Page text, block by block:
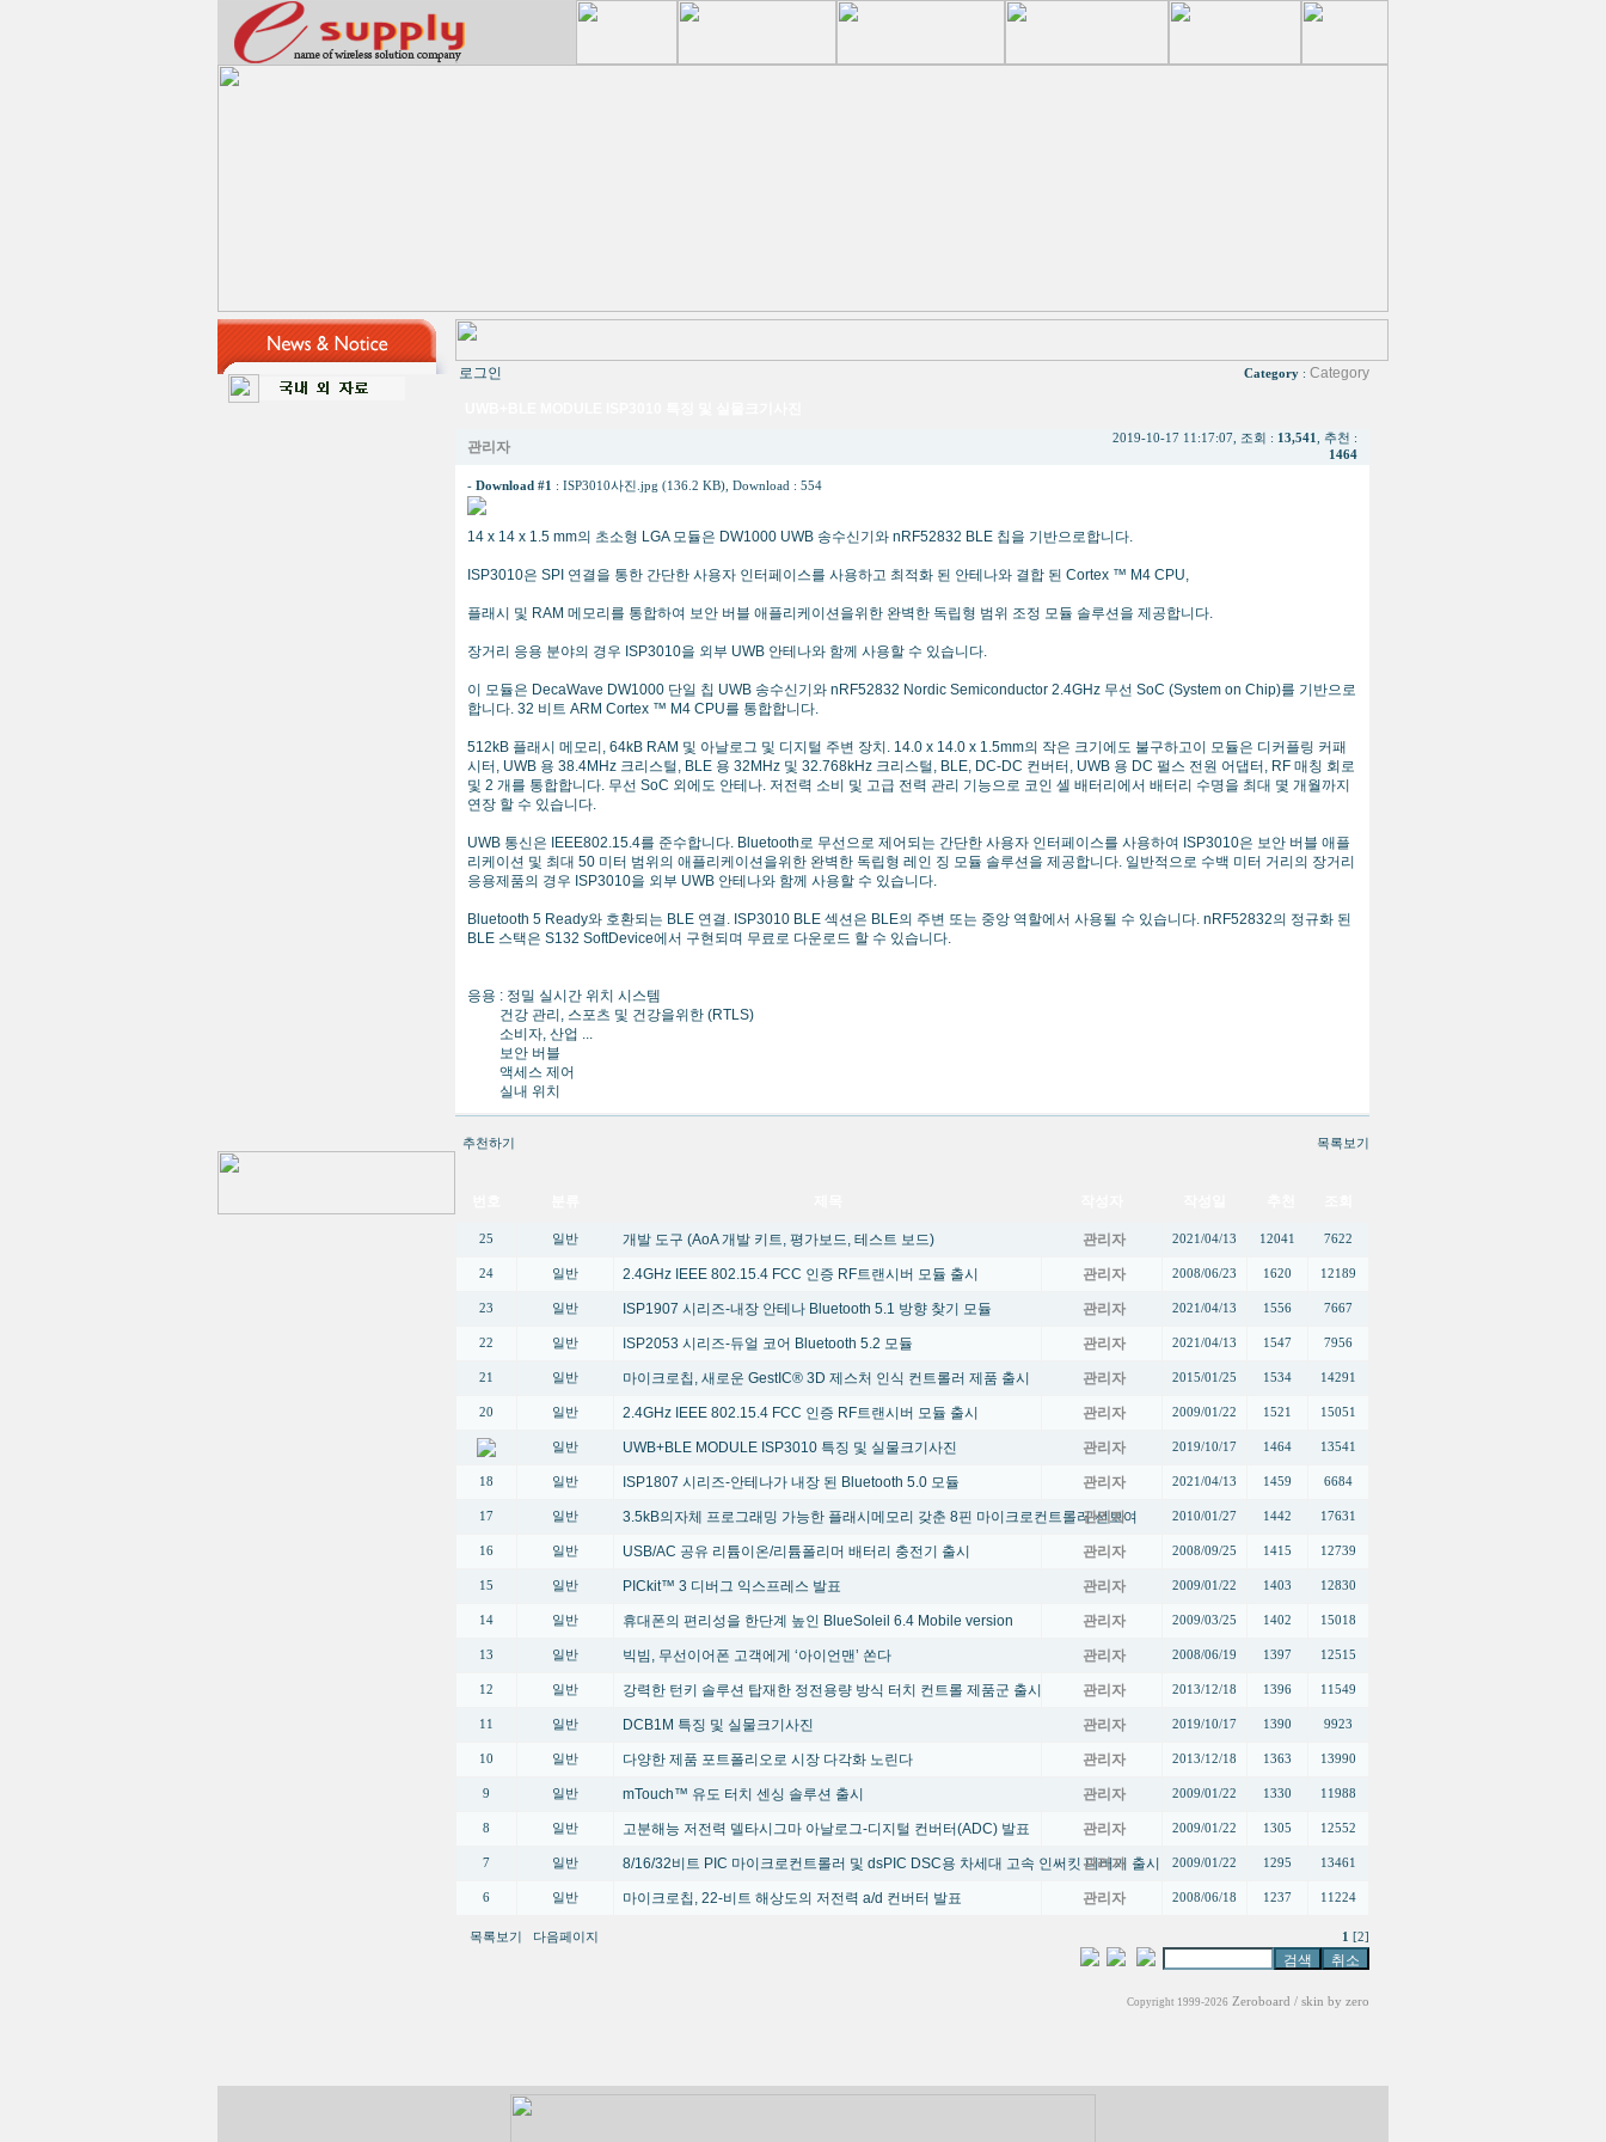
로그인 Category : Category
관리자
2019-10-17 11:17:07, 조회 : 13,541
, 추천 :
1464
- Download #1 : ISP3010사진.jpg (136.2 KB) , Download : 554
14 x 14 x 1.5 mm의 초소형 LGA 모듈은 DW1000 UWB 송수신기와 nRF52832 BLE 칩을 기반으로합니다.
ISP3010은 SPI 연결을 통한 간단한 사용자 인터페이스를 사용하고 최적화 된 안테나와 결합 된 Cortex ™ M4 CPU,
플래시 및 RAM 메모리를 통합하여 보안 버블 애플리케이션을위한 완벽한 독립형 범위 조정 모듈 솔루션을 제공합니다.
장거리 응용 분야의 경우 ISP3010을 외부 UWB 안테나와 함께 사용할 수 있습니다.
이 모듈은 DecaWave DW1000 단일 칩 UWB 송수신기와 nRF52832 Nordic Semiconductor 2.4GHz 무선 SoC (System on Chip)를 기반으로
합니다. 32 비트 ARM Cortex ™ M4 CPU를 통합합니다.
512kB 플래시 메모리, 64kB RAM 및 아날로그 및 디지털 주변 장치. 14.0 x 14.0 x 1.5mm의 작은 크기에도 불구하고이 모듈은 디커플링 커패
시터, UWB 용 38.4MHz 크리스털, BLE 용 32MHz 및 32.768kHz 크리스털, BLE, DC-DC 컨버터, UWB 용 DC 펄스 전원 어댑터, RF 매칭 회로
및 2 개를 통합합니다. 무선 SoC 외에도 안테나. 저전력 소비 및 고급 전력 관리 기능으로 코인 셀 배터리에서 배터리 수명을 최대 몇 개월까지
연장 할 수 있습니다.
UWB 통신은 IEEE802.15.4를 준수합니다. Bluetooth로 무선으로 제어되는 간단한 사용자 인터페이스를 사용하여 ISP3010은 보안 버블 애플
리케이션 및 최대 50 미터 범위의 애플리케이션을위한 완벽한 독립형 레인 징 모듈 솔루션을 제공합니다. 일반적으로 수백 미터 거리의 장거리
응용제품의 경우 ISP3010을 외부 UWB 안테나와 함께 사용할 수 있습니다.
Bluetooth 5 Ready와 호환되는 BLE 연결. ISP3010 BLE 섹션은 BLE의 주변 또는 중앙 역할에서 사용될 수 있습니다. nRF52832의 정규화 된
BLE 스택은 S132 SoftDevice에서 구현되며 무료로 다운로드 할 수 있습니다.
응용 : 정밀 실시간 위치 시스템
건강 관리, 스포츠 및 건강을위한 (RTLS)
소비자, 산업 ...
보안 버블
액세스 제어
실내 위치
추천하기 목록보기
25 일반 개발 도구 (AoA 개발 키트, 평가보드, 테스트 보드) 관리자 2021/04/13 12041 7622
24 일반 2.4GHz IEEE 802.15.4 FCC 인증 RF트랜시버 모듈 출시 관리자 2008/06/23 1620 12189
23 일반 ISP1907 시리즈-내장 안테나 Bluetooth 5.1 방향 찾기 모듈 관리자 2021/04/13 1556 7667
22 일반 ISP2053 시리즈-듀얼 코어 Bluetooth 5.2 모듈 관리자 2021/04/13 1547 7956
21 일반 마이크로칩, 새로운 GestIC® 3D 제스처 인식 컨트롤러 제품 출시 관리자 2015/01/25 1534 14291
20 일반 2.4GHz IEEE 802.15.4 FCC 인증 RF트랜시버 모듈 출시 관리자 2009/01/22 1521 15051
일반 UWB+BLE MODULE ISP3010 특징 및 실물크기사진 관리자 2019/10/17 1464 13541
18 일반 ISP1807 시리즈-안테나가 내장 된 Bluetooth 5.0 모듈 관리자 2021/04/13 1459 6684
17 일반 3.5kB의자체 프로그래밍 가능한 플래시메모리 갖춘 8핀 마이크로컨트롤러 선보여
관리자 2010/01/27 1442 17631
16 일반 USB/AC 공유 리튬이온/리튬폴리머 배터리 충전기 출시 관리자 2008/09/25 1415 12739
15 일반 PICkit™ 3 디버그 익스프레스 발표 관리자 2009/01/22 1403 12830
14 일반 휴대폰의 편리성을 한단계 높인 BlueSoleil 6.4 Mobile version 관리자 2009/03/25 1402 15018
13 일반 빅빔, 무선이어폰 고객에게 ‘아이언맨’ 쏜다 관리자 2008/06/19 1397 12515
12 일반 강력한 턴키 솔루션 탑재한 정전용량 방식 터치 컨트롤 제품군 출시 관리자 2013/12/18 1396 11549
11 일반 DCB1M 특징 및 실물크기사진 관리자 2019/10/17 1390 9923
10 일반 다양한 제품 포트폴리오로 시장 다각화 노린다 관리자 2013/12/18 1363 13990
9 일반 mTouch™ 유도 터치 센싱 솔루션 출시 관리자 2009/01/22 1330 11988
8 일반 고분해능 저전력 델타시그마 아날로그-디지털 컨버터(ADC) 발표 관리자 2009/01/22 1305 12552
7 일반 8/16/32비트 PIC 마이크로컨트롤러 및 dsPIC DSC용 차세대 고속 인써킷 디버거 출시
관리자 2009/01/22 1295 13461
6 일반 마이크로칩, 22-비트 해상도의 저전력 a/d 컨버터 발표 관리자 2008/06/18 1237 11224
목록보기 다음페이지 1 [2]
Copyright 1999-2026 Zeroboard / skin by zero